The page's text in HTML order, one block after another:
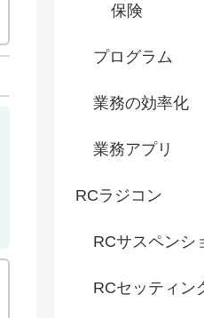
保険
プログラム
業務の効率化
業務アプリ
RCラジコン
RCサスペンシ
RCセッティン